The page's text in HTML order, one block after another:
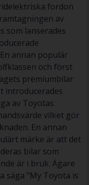
fordon
av
som lanserades
annan populär
och först
premiumbilar
introducerades
av Toyotas
vilket gör
En annan
märke är att det
bilar som
är i bruk. Ägare
säga "My Toyota is